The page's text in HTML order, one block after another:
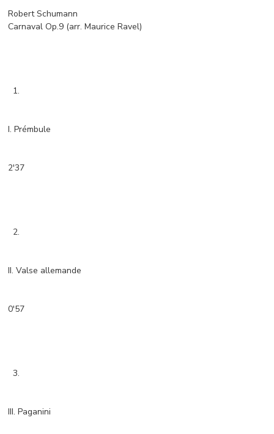
Robert Schumann
Carnaval Op.9 (arr. Maurice Ravel)
1.
I. Prémbule
2'37
2.
II. Valse allemande
0'57
3.
III. Paganini